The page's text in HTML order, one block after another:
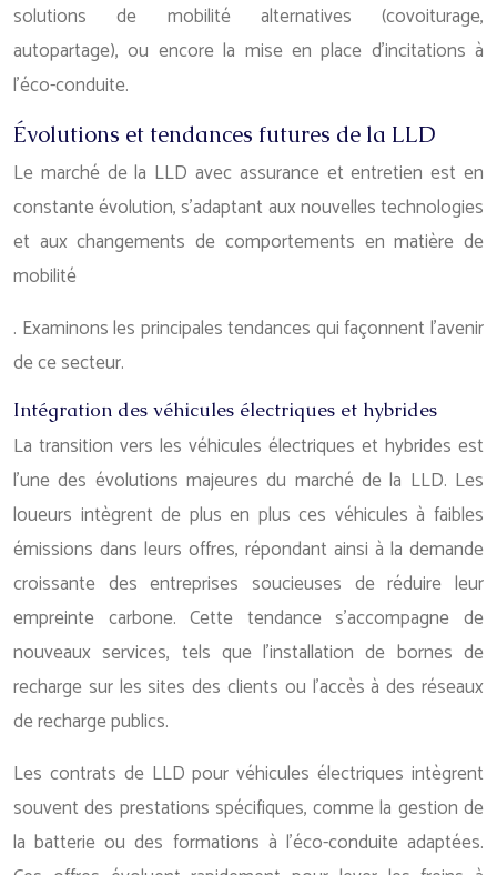
solutions de mobilité alternatives (covoiturage,
autopartage), ou encore la mise en place d’incitations à
l’éco-conduite.
Évolutions et tendances futures de la LLD
Le marché de la LLD avec assurance et entretien est en
constante évolution, s’adaptant aux nouvelles technologies
et aux changements de comportements en matière de
mobilité
. Examinons les principales tendances qui façonnent l’avenir
de ce secteur.
Intégration des véhicules électriques et hybrides
La transition vers les véhicules électriques et hybrides est
l’une des évolutions majeures du marché de la LLD. Les
loueurs intègrent de plus en plus ces véhicules à faibles
émissions dans leurs offres, répondant ainsi à la demande
croissante des entreprises soucieuses de réduire leur
empreinte carbone. Cette tendance s’accompagne de
nouveaux services, tels que l’installation de bornes de
recharge sur les sites des clients ou l’accès à des réseaux
de recharge publics.
Les contrats de LLD pour véhicules électriques intègrent
souvent des prestations spécifiques, comme la gestion de
la batterie ou des formations à l’éco-conduite adaptées.